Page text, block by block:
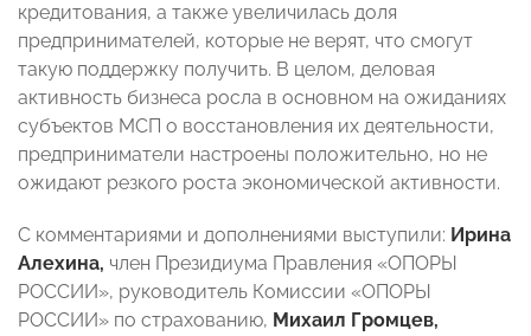
кредитования, а также увеличилась доля
предпринимателей, которые не верят, что смогут
такую поддержку получить. В целом, деловая
активность бизнеса росла в основном на ожиданиях
субъектов МСП о восстановления их деятельности,
предприниматели настроены положительно, но не
ожидают резкого роста экономической активности.
С комментариями и дополнениями выступили: Ирина
Алехина, член Президиума Правления «ОПОРЫ
РОССИИ», руководитель Комиссии «ОПОРЫ
РОССИИ» по страхованию, Михаил Громцев,